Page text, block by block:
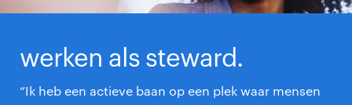
werken als steward.
“Ik heb een actieve baan op een plek waar mensen